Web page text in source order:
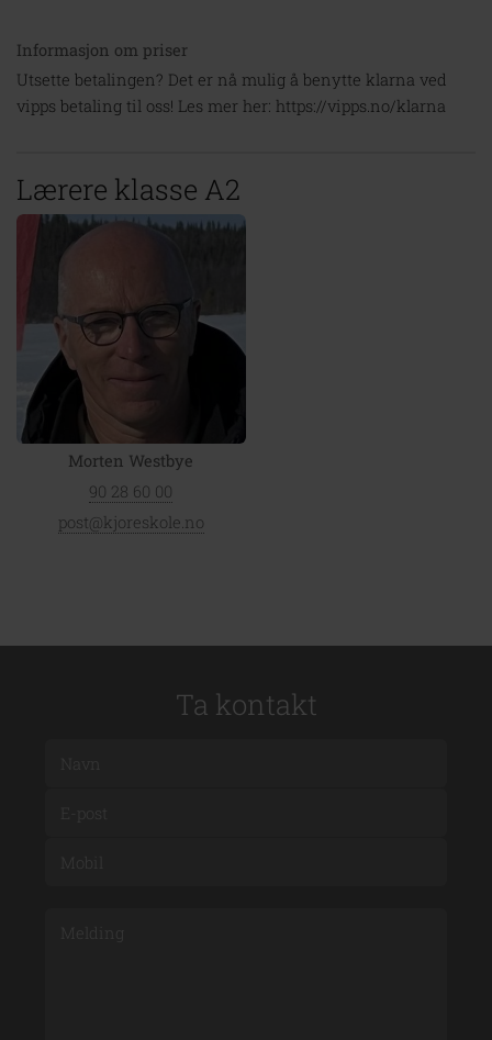
Informasjon om priser
Utsette betalingen? Det er nå mulig å benytte klarna ved
vipps betaling til oss! Les mer her: https://vipps.no/klarna
Lærere klasse A2
Morten Westbye
90 28 60 00
post@kjoreskole.no
Ta kontakt